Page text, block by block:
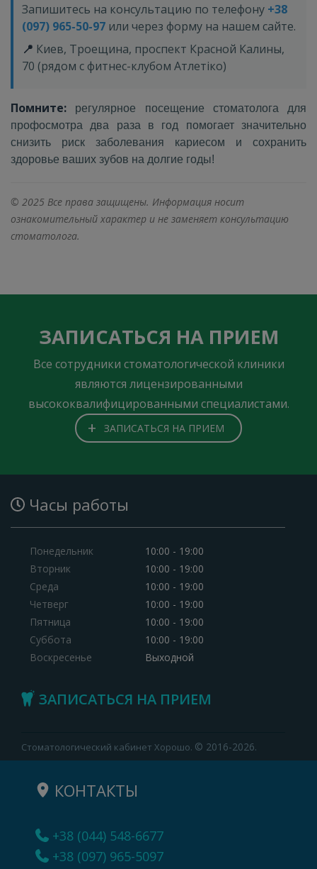
Запишитесь на консультацию по телефону +38
(097) 965-50-97 или через форму на нашем сайте.
📍 Киев, Троещина, проспект Красной Калины,
70 (рядом с фитнес-клубом Атлетіко)
Помните: регулярное посещение стоматолога для
профосмотра два раза в год помогает значительно
снизить риск заболевания кариесом и сохранить
здоровье ваших зубов на долгие годы!
© 2025 Все права защищены. Информация носит
ознакомительный характер и не заменяет консультацию
стоматолога.
ЗАПИСАТЬСЯ НА ПРИЕМ
Все сотрудники стоматологической клиники
являются лицензированными
высококвалифицированными специалистами.
+ ЗАПИСАТЬСЯ НА ПРИЕМ
Часы работы
Понедельник
Вторник
Среда
Четверг
Пятница
Суббота
Воскресенье
10:00 - 19:00
10:00 - 19:00
10:00 - 19:00
10:00 - 19:00
10:00 - 19:00
10:00 - 19:00
Выходной
ЗАПИСАТЬСЯ НА ПРИЕМ
Стоматологический кабинет Хорошо. © 2016-2026.
КОНТАКТЫ
+38 (044) 548-6677
+38 (097) 965-5097